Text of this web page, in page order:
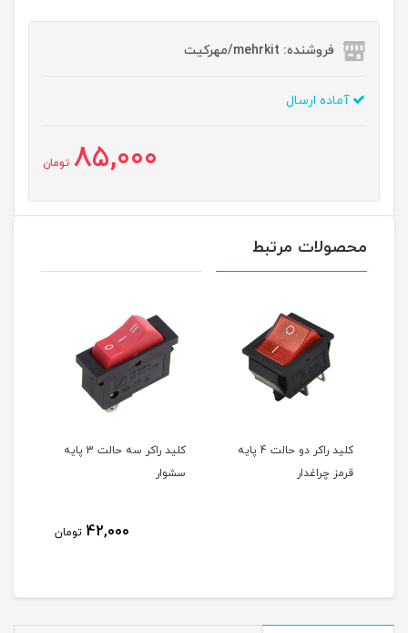
فروشنده: mehrkit/مهرکیت
آماده ارسال
85,000 تومان
محصولات مرتبط
کلید راکر دو حالت 4 پایه
قرمز چراغدار
کلید راکر سه حالت 3 پایه
سشوار
42,000 تومان